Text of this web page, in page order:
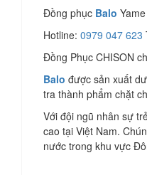
Đồng phục Balo
Hotline: 0979 047 623
Đồng Phục CHISON
Balo được sản xuất
tra thành phẩm chặt
Với đội ngũ nhân sự
cao tại Việt Nam.
nước trong khu vực